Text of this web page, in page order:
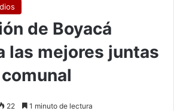
de Boyacá
las mejores juntas
22 1 minuto de lectura